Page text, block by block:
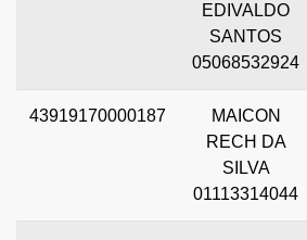
EDIVALDO
SANTOS
05068532924
43919170000187
MAICON
RECH DA
SILVA
01113314044